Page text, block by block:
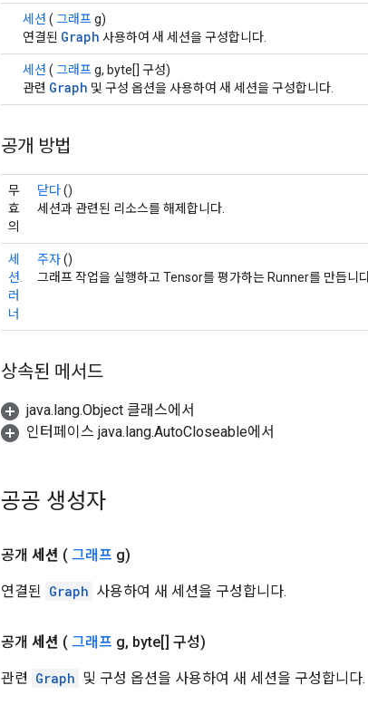
세션 ( 그래프g)
연결된 Graph 사용하여 새 세션을 구성합니다.
세션 ( 그래프g, byte[] 구성)
관련 Graph 및 구성 옵션을 사용하여 새 세션을 구성합니다.
공개 방법
무
효
의
닫다()
세션과 관련된 리소스를 해제합니다.
세
션.
러
너
주자()
그래프 작업을 실행하고 Tensor를 평가하는 Runner를 만듭니
상속된 메서드
java.lang.Object 클래스에서
인터페이스 java.lang.AutoCloseable에서
공공 생성자
공개 세션 ( 그래프 g)
연결된 Graph 사용하여 새 세션을 구성합니다.
공개 세션 ( 그래프 g, byte[] 구성)
관련 Graph 및 구성 옵션을 사용하여 새 세션을 구성합니다.